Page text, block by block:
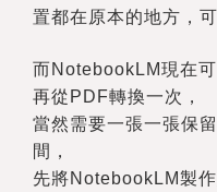
置都在原本的地方，
而NotebookLM現在
再從PDF轉換一次，
當然需要一張一張保
間，
先將NotebookLM製